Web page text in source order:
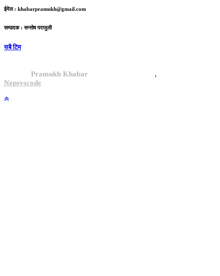
ईमेल : khabarpramukh@gmail.com
सम्पादक : सन्तोष पराजुली
सबै टिम
Pramukh Khabar, All rights reserved. ,
Nepsyscode